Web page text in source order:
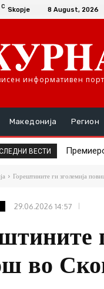
C Skopje 8 August, 2026
информативен
Македонија Регион
ВЕСТИ Во
Горештините ги зголемија
29.06.2026 14:57
во